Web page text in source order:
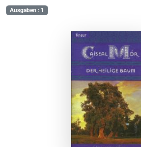
Ausgaben : 1